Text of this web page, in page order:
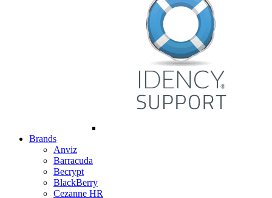
Brands
Anviz
Barracuda
Becrypt
BlackBerry
Cezanne HR